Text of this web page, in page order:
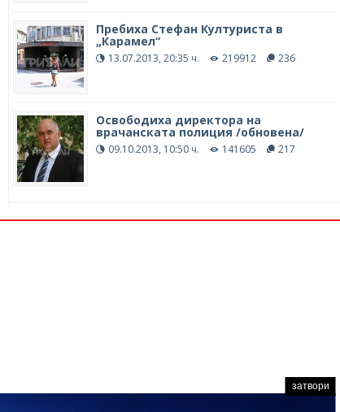
Пребиха Стефан Културиста в
„Карамел“
13.07.2013, 20:35 ч. 219912 236
Освободиха директора на
врачанската полиция /обновена/
09.10.2013, 10:50 ч. 141605 217
затвори